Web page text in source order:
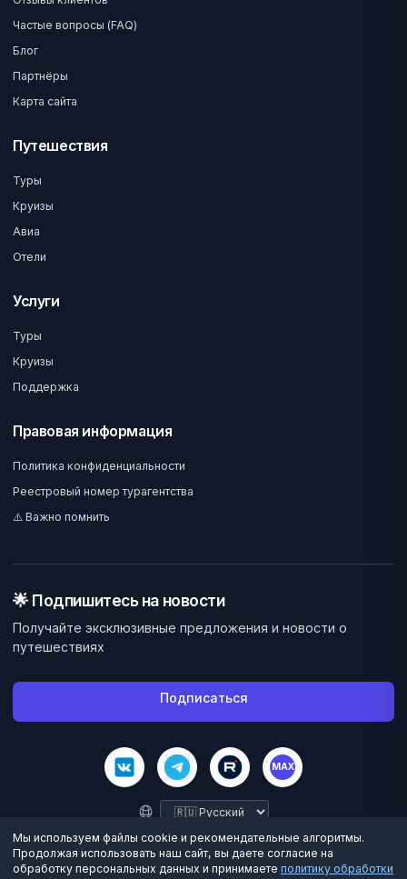
Частые вопросы (FAQ)
Блог
Партнёры
Карта сайта
Путешествия
Туры
Круизы
Авиа
Отели
Услуги
Туры
Круизы
Поддержка
Правовая информация
Политика конфиденциальности
Реестровый номер турагентства
⚠️ Важно помнить
🌟 Подпишитесь на новости
Получайте эксклюзивные предложения и новости о
путешествиях
Подписаться
MAX
©2026Велес Вояж. Все права защищены.
Мы используем файлы cookie и рекомендательные алгоритмы.
Продолжая использовать наш сайт, вы даете согласие на
обработку персональных данных и принимаете политику обработки